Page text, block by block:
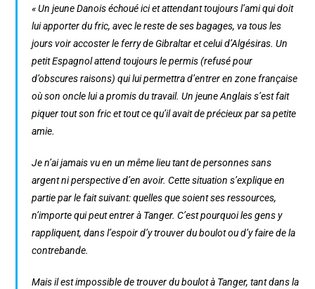
« Un jeune Danois échoué ici et attendant toujours l’ami qui doit
lui apporter du fric, avec le reste de ses bagages, va tous les
jours voir accoster le ferry de Gibraltar et celui d’Algésiras. Un
petit Espagnol attend toujours le permis (refusé pour
d’obscures raisons) qui lui permettra d’entrer en zone française
où son oncle lui a promis du travail. Un jeune Anglais s’est fait
piquer tout son fric et tout ce qu’il avait de précieux par sa petite
amie.
Je n’ai jamais vu en un même lieu tant de personnes sans
argent ni perspective d’en avoir. Cette situation s’explique en
partie par le fait suivant: quelles que soient ses ressources,
n’importe qui peut entrer à Tanger. C’est pourquoi les gens y
rappliquent, dans l’espoir d’y trouver du boulot ou d’y faire de la
contrebande.
Mais il est impossible de trouver du boulot à Tanger, tant dans la